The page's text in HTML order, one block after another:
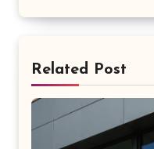
Related Post